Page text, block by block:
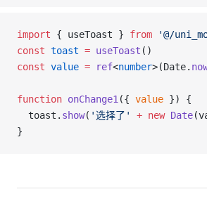
import { useToast } from '@/
const toast = useToast ()
const value = ref<number>(Date.
function onChange1 ({ value }) {
  toast.
show( '选择了' + new Date
}